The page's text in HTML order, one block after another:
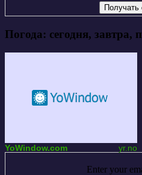
Погода: сегодня, завтра,
YoWindow.com yr.no
Enter your